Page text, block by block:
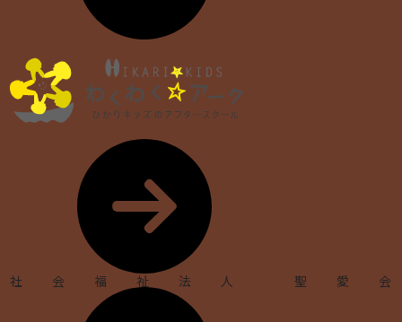
社会福祉法人 聖愛会